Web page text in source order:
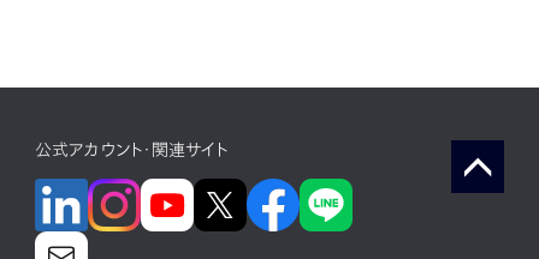
公式アカウント・関連サイト